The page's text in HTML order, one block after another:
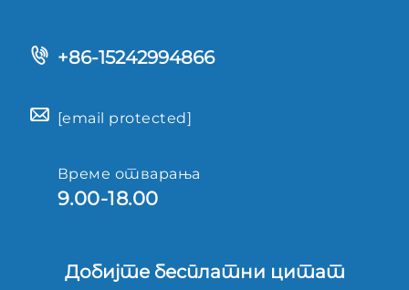
+86-15242994866
[email protected]
Време отварања
9.00-18.00
Добијте бесплатни цитат